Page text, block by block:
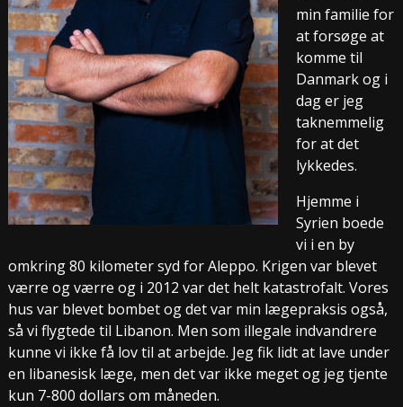
min familie for
at forsøge at
komme til
Danmark og i
dag er jeg
taknemmelig
for at det
lykkedes.
Hjemme i
Syrien boede
vi i en by
omkring 80 kilometer syd for Aleppo. Krigen var blevet
værre og værre og i 2012 var det helt katastrofalt. Vores
hus var blevet bombet og det var min lægepraksis også,
så vi flygtede til Libanon. Men som illegale indvandrere
kunne vi ikke få lov til at arbejde. Jeg fik lidt at lave under
en libanesisk læge, men det var ikke meget og jeg tjente
kun 7-800 dollars om måneden.